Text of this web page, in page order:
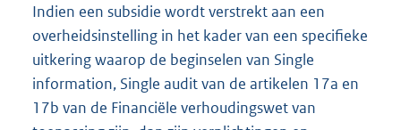
Indien een subsidie wordt verstrekt aan een
overheidsinstelling in het kader van een specifieke
uitkering waarop de beginselen van Single
information, Single audit van de artikelen 17a en
17b van de Financiële verhoudingswet van